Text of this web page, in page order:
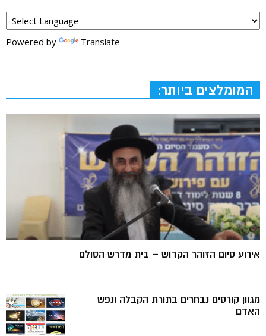
Powered by Translate
המומלצים ביותר:
אירוע סיום הזוהר הקדוש – בית מדרש הסולם
מגוון קורסים נבחרים בתורת הקבלה ונפש
האדם